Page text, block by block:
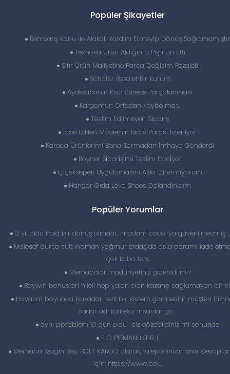
Popüler Şikayetler
İtemsatış Konu Ile Alakalı Yardım Etmeyip Dönüş Sağlamamıştır
Teknosa Ürün Aldığıma Pişman Etti
Sıfır Ürün Maliyetine Parça Değisim Rezaleti
Schafer Rezalet Bir Kurum
Ayakkabımın Kısa Sürede Parçalanması
Kargomun Ortadan Kaybolması
Teslim Edilmeyen Sipariş
İade Edilen Modemin Birde Parası Isteniyor
Karaca Ürünlerimi Bana Sormadan İmhaya Gönderdi
Boyner Si̇pari̇şi̇mi̇ Tesli̇m Etmi̇yor
Çiçeksepeti Uygulamasını Asla Önermiyorum
Hangar Gıda Love Shoes Dolandırıldım
Popüler Yorumlar
3 yıl oldu hala bir dönüş olmadı… madam coco ‘ya güvenilmezmiş
Malesef bursa suit Women yağmur erdaş da asla paramı iade
çok kaba ters
Merhabalar maduriyetiniz giderildi mi?
Baywin bonuslari hileli hep yalan olan kazanç sağlamayan bir
Hayatım boyunca bukadar rezil bir sistem görmedim müşteri
kadar adi kalitesiz insanlar gö...
aynı pproblem 10 gün oldu , siz çözebildiniz mi sonunda
FLO PİŞMANLIKTIR :(
Merhaba Sezgin Bey, BOLT KARGO olarak, taleplerinizin anlık
için; https://www.bol...